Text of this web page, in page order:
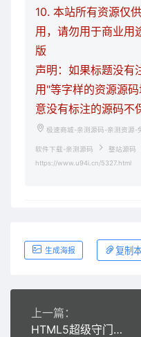
10. 本站所有资源仅
用，请勿用于商业用
版
声明：如果标题没有
用"等字样的资源源
意没有标注的源码不
极速商城-亲测源码-亲测资源-
软件下载-亲测源码 整站源码
https://www.u94i.cn/5327.html
生成海报 复制
上一篇：
HTML5超级守门员游戏源码下载